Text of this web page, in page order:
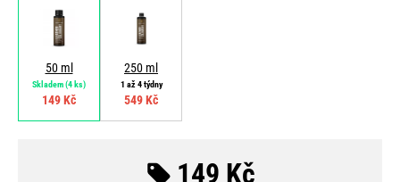
50 ml
Skladem(4 ks)
149 Kč
250 ml
1 až 4 týdny
549 Kč
149 Kč